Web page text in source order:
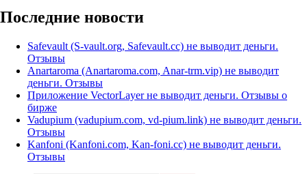
Последние новости
Safevault (S-vault.org, Safevault.cc) не выводит деньги.
Отзывы
Anartaroma (Anartaroma.com, Anar-trm.vip) не выводит
деньги. Отзывы
Приложение VectorLayer не выводит деньги. Отзывы о
бирже
Vadupium (vadupium.com, vd-pium.link) не выводит деньги.
Отзывы
Kanfoni (Kanfoni.com, Kan-foni.cc) не выводит деньги.
Отзывы